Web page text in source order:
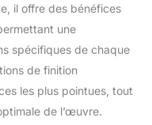
il offre des bénéfices
une
spécifiques de chaque
de finition
les plus pointues, tout
de l’œuvre.